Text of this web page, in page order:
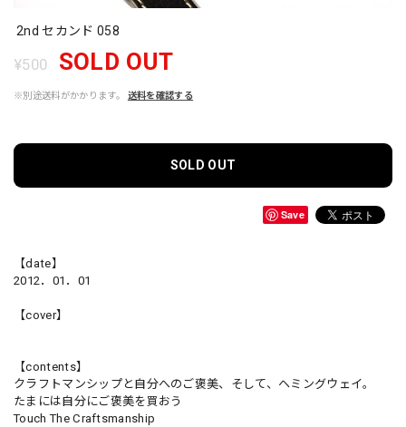
2nd セカンド 058
¥500 SOLD OUT
※別途送料がかかります。 送料を確認する
SOLD OUT
Save
【date】
2012．01．01
【cover】
【contents】
クラフトマンシップと自分へのご褒美、そして、ヘミングウェイ。
たまには自分にご褒美を買おう
Touch The Craftsmanship